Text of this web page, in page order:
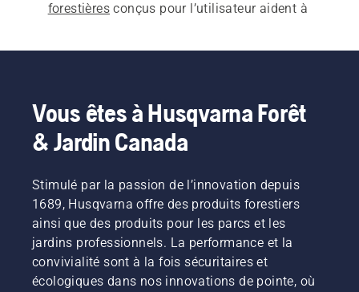
forestières conçus pour l’utilisateur aident à
réduisent la pression sur vos muscles et vous
Vous êtes à Husqvarna Forêt
& Jardin Canada
Stimulé par la passion de l’innovation depuis
1689, Husqvarna offre des produits forestiers
ainsi que des produits pour les parcs et les
jardins professionnels. La performance et la
convivialité sont à la fois sécuritaires et
écologiques dans nos innovations de pointe, où